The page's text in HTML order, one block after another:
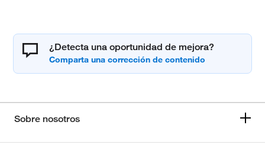
¿Detecta una oportunidad de mejora?
Sobre nosotros